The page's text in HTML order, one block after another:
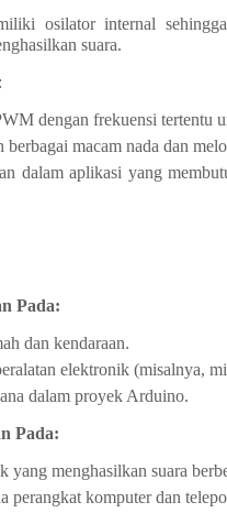
osilator internal
suara.
dengan frekuensi tertentu
berbagai macam nada dan
dalam aplikasi yang
Pada:
dan kendaraan.
elektronik (misalnya,
dalam proyek Arduino.
Pada:
yang menghasilkan suara
perangkat komputer dan